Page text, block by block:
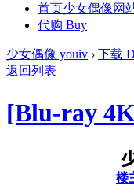
首页少女偶像网
代购 Buy
少女偶像 youiv › 下载
返回列表
[Blu-ray
楼